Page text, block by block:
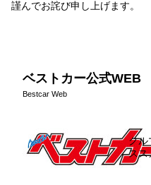
謹んでお詫び申し上げます。
ベストカー公式WEB
Bestcar Web
クル
スス